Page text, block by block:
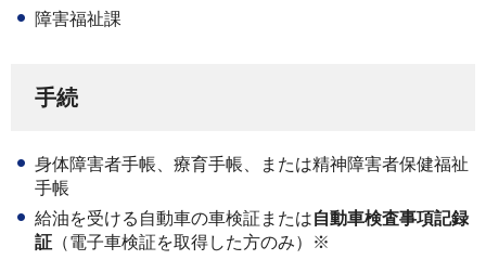
障害福祉課
手続
身体障害者手帳、療育手帳、または精神障害者保健福祉
手帳
給油を受ける自動車の車検証または自動車検査事項記録
証 （電子車検証を取得した方のみ）※